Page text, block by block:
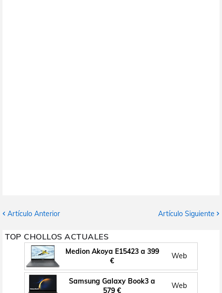
Artículo Anterior Artículo Siguiente
TOP CHOLLOS ACTUALES
Medion Akoya E15423 a 399
€
Web
Samsung Galaxy Book3 a
579 €
Web